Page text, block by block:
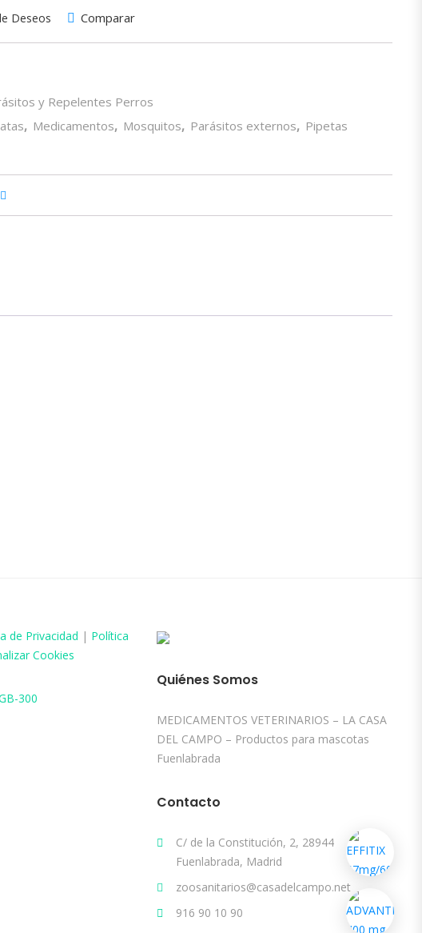
Deseos Comparar
y Repelentes Perros
, Medicamentos, Mosquitos, Parásitos externos, Pipetas
de Privacidad | Política
Cookies
Quiénes Somos
MEDICAMENTOS VETERINARIOS – LA CASA
DEL CAMPO – Productos para mascotas
Fuenlabrada
Contacto
C/ de la Constitución, 2, 28944
Fuenlabrada, Madrid
zoosanitarios@casadelcampo.net
916 90 10 90